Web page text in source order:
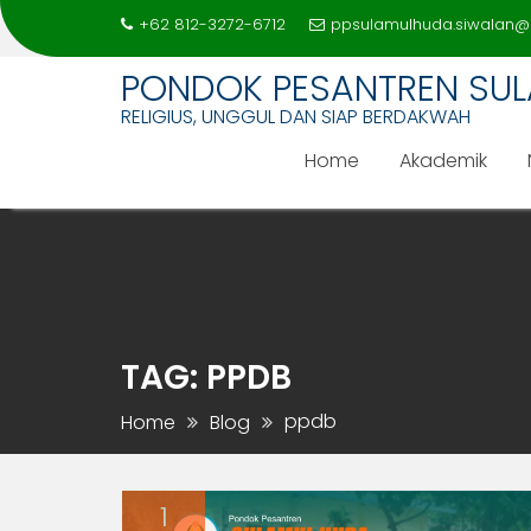
+62 812-3272-6712
PONDOK PESANTREN
RELIGIUS, UNGGUL DAN SIAP BERDAKWAH
Home
Akademik
TAG: PPDB
Home Blog ppdb
1